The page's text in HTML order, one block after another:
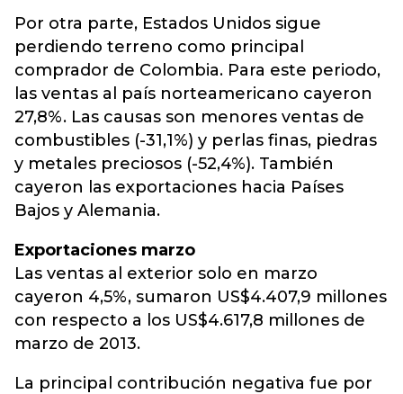
Por otra parte, Estados Unidos sigue
perdiendo terreno como principal
comprador de Colombia. Para este periodo,
las ventas al país norteamericano cayeron
27,8%. Las causas son menores ventas de
combustibles (-31,1%) y perlas finas, piedras
y metales preciosos (-52,4%). También
cayeron las exportaciones hacia Países
Bajos y Alemania.
Exportaciones marzo
Las ventas al exterior solo en marzo
cayeron 4,5%, sumaron US$4.407,9 millones
con respecto a los US$4.617,8 millones de
marzo de 2013.
La principal contribución negativa fue por